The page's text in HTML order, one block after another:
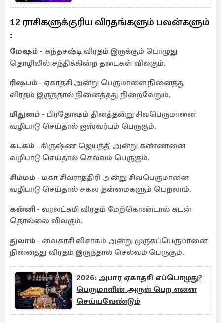
12 ராசிகளுக்குரிய விரதங்களும் பலன்களும்
:
மேஷம் - கந்தசஷ்டி விரதம் இருக்கும் பொழுது
தொழிலில் சந்திக்கின்ற தடைகள் விலகும்.
ரிஷபம் - ஏகாதசி அன்று பெருமாளை நினைத்து
விரதம் இருந்தால் நினைத்தது நிறைவேறும்.
மிதுனம் - பிரதோஷம் தினத்தன்று சிவபெருமானை
வழிபாடு செய்தால் ஐஸ்வர்யம் பெருகும்.
கடகம் - கிருஷ்ண ஜெயந்தி அன்று கண்ணனை
வழிபாடு செய்தால் செல்வம் பெருகும்.
சிம்மம் - மகா சிவராத்திரி அன்று சிவபெருமானை
வழிபாடு செய்தால் சகல நன்மைகளும் பெறலாம்.
கன்னி - வரலட்சுமி விரதம் மேற்கொண்டால் கடன்
தொல்லை விலகும்.
துலாம் - வைகாசி விசாகம் அன்று முருகப்பெருமானை
நினைத்து விரதம் இருந்தால் செல்வம் பெருகும்.
2026: அபார ஏகாதசி எப்பொழுது?
பெருமாளின் அருள் பெற என்ன
செய்யவேண்டும்